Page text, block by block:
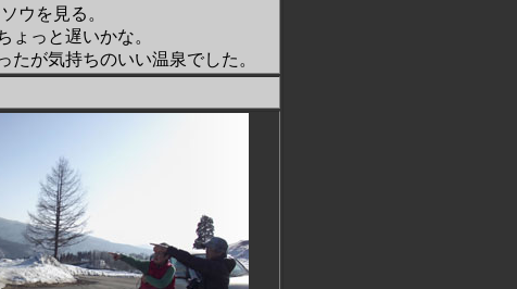
ウを見る。
っと遅いかな。
が気持ちのいい温泉でした。